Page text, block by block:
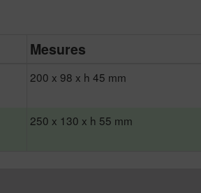
Mesures
200 x 98 x h 45 mm
250 x 130 x h 55 mm